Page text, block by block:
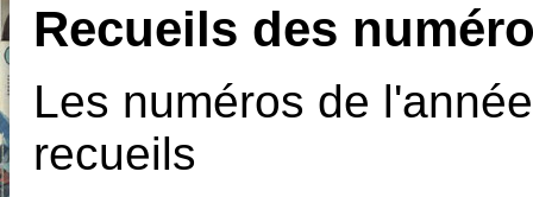
Recueils des
Les numéros de
recueils